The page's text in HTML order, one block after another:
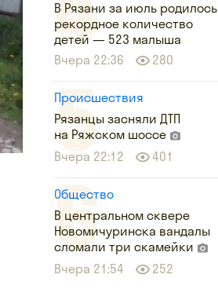
В Рязани за июль родилось
рекордное количество
детей — 523 малыша
Вчера 22:36
280
Происшествия
Рязанцы засняли ДТП
на Ряжском шоссе
Вчера 22:12
401
Общество
В центральном сквере
Новомичуринска вандалы
сломали три скамейки
Вчера 21:54
252